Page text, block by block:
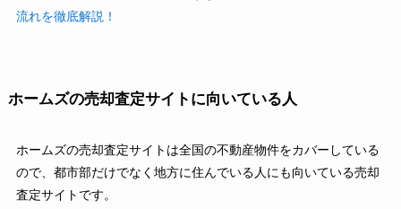
流れを徹底解説！
ホームズの売却査定サイトに向いている人
ホームズの売却査定サイトは全国の不動産物件をカバーしている
ので、都市部だけでなく地方に住んでいる人にも向いている売却
査定サイトです。